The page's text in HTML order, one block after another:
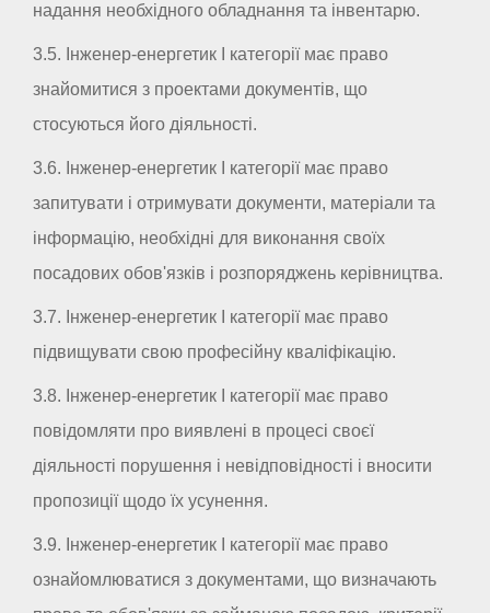
надання необхідного обладнання та інвентарю.
3.5. Інженер-енергетик I категорії має право
знайомитися з проектами документів, що
стосуються його діяльності.
3.6. Інженер-енергетик I категорії має право
запитувати і отримувати документи, матеріали та
інформацію, необхідні для виконання своїх
посадових обов'язків і розпоряджень керівництва.
3.7. Інженер-енергетик I категорії має право
підвищувати свою професійну кваліфікацію.
3.8. Інженер-енергетик I категорії має право
повідомляти про виявлені в процесі своєї
діяльності порушення і невідповідності і вносити
пропозиції щодо їх усунення.
3.9. Інженер-енергетик I категорії має право
ознайомлюватися з документами, що визначають